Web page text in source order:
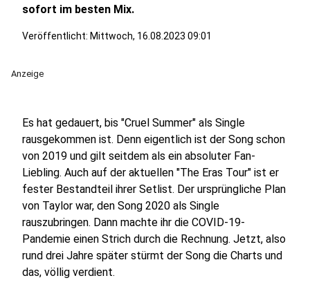
sofort im besten Mix.
Veröffentlicht: Mittwoch, 16.08.2023 09:01
Anzeige
Es hat gedauert, bis "Cruel Summer" als Single
rausgekommen ist. Denn eigentlich ist der Song schon
von 2019 und gilt seitdem als ein absoluter Fan-
Liebling. Auch auf der aktuellen "The Eras Tour" ist er
fester Bestandteil ihrer Setlist. Der ursprüngliche Plan
von Taylor war, den Song 2020 als Single
rauszubringen. Dann machte ihr die COVID-19-
Pandemie einen Strich durch die Rechnung. Jetzt, also
rund drei Jahre später stürmt der Song die Charts und
das, völlig verdient.